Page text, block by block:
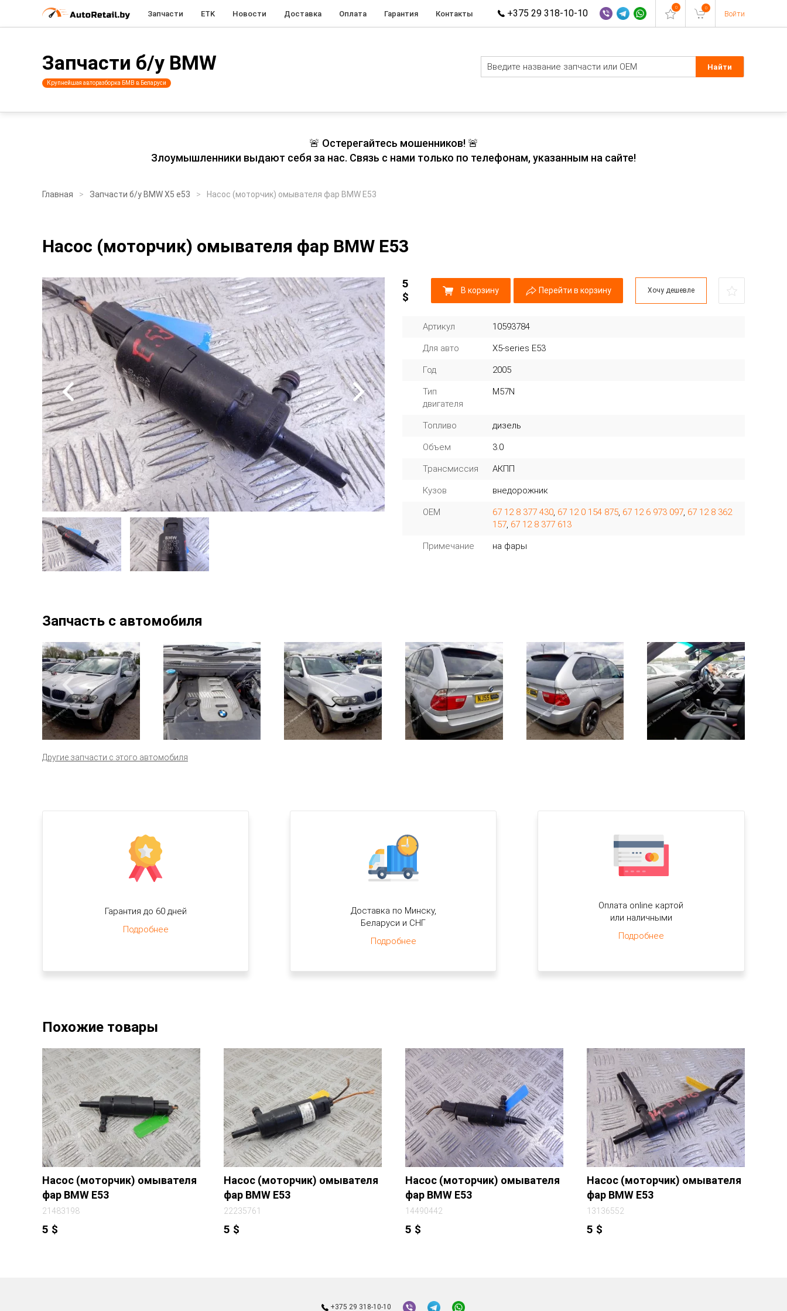
Запчасти ETK Новости Доставка Оплата Гарантия Контакты +375 29 318-10-10 0 0
Войти
Запчасти б/у BMW
Крупнейшая авторазборка БМВ в Беларуси
🚨 Остерегайтесь мошенников! 🚨
Злоумышленники выдают себя за нас. Связь с нами только по телефонам, указанным на сайте!
Главная Запчасти б/у BMW X5 e53 Насос (моторчик) омывателя фар BMW E53
Насос (моторчик) омывателя фар BMW E53
5
$
В корзину Перейти в корзину Хочу дешевле
Артикул 10593784
Для авто X5-series E53
Год 2005
Тип
двигателя
M57N
Топливо дизель
Объем 3.0
Трансмиссия АКПП
Кузов внедорожник
OEM 67 12 8 377 430, 67 12 0 154 875, 67 12 6 973 097, 67 12 8 362
157, 67 12 8 377 613
Примечание на фары
Запчасть с автомобиля
Другие запчасти с этого автомобиля
Гарантия до 60 дней
Подробнее
Доставка по Минску,
Беларуси и СНГ
Подробнее
Оплата online картой
или наличными
Подробнее
Похожие товары
Насос (моторчик) омывателя
фар BMW E53
21483198
5 $
Насос (моторчик) омывателя
фар BMW E53
22235761
5 $
Насос (моторчик) омывателя
фар BMW E53
14490442
5 $
Насос (моторчик) омывателя
фар BMW E53
13136552
5 $
+375 29 318-10-10